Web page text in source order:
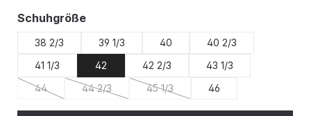
Schuhgrößeauswählen
38 2/3 39 1/3 40
40 2/3
41 1/3
42 42 2/3
43 1/3
44
(Diese Option ist zurzeit nicht verfügbar.)
44 2/3
(Diese Option ist zurzeit nicht verfügbar.)
45 1/3
(Diese Option ist zurzeit nicht
46